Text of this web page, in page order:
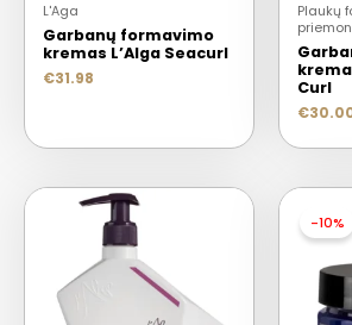
L'Aga
Garbanų formavimo
kremas L’Alga Seacurl
€31.98
Plaukų
Curl
€
-10%